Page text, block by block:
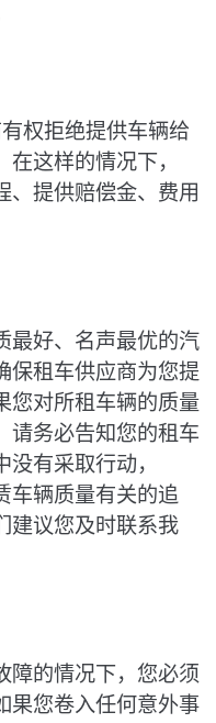
权拒绝提供车辆给
这样的情况下，
、提供赔偿金、费用
最好、名声最优的汽
保租车供应商为您提
您对所租车辆的质量
请务必告知您的租车
有采取行动，
车辆质量有关的追
建议您及时联系我
障的情况下，您必须
果您卷入任何意外事